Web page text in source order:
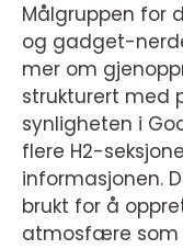
Målgruppen for
og gadget-
mer om
strukturert med
synligheten i
flere H2-
informasjonen.
brukt for å
atmosfære som